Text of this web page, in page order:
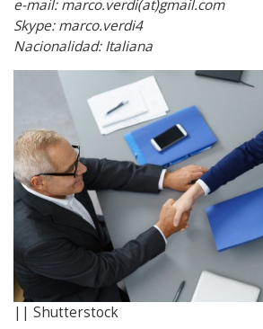
e-mail: marco.verdi(at)gmail.com
Skype: marco.verdi4
Nacionalidad: Italiana
|| Shutterstock